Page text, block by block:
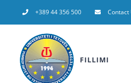
to
+389 44 356 500 Contact
FILLIMI